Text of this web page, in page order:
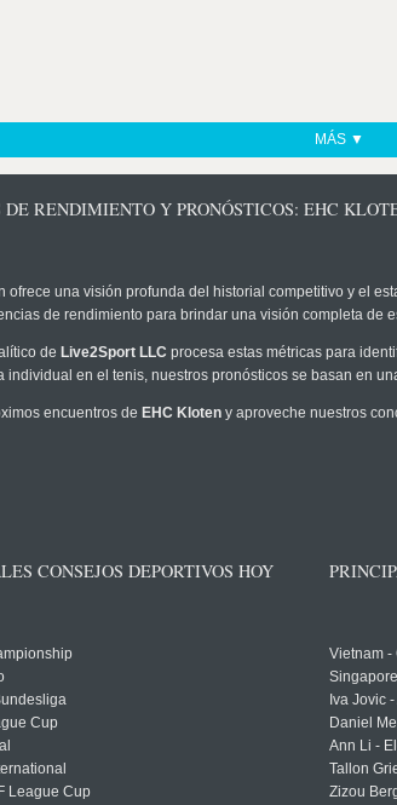
MÁS ▼
RENDIMIENTO Y PRONÓSTICOS: EHC
ofrece una visión profunda del historial competitivo y el
de rendimiento para brindar una visión completa de
de Live2Sport LLC procesa estas métricas para
individual en el tenis, nuestros pronósticos se basan en
encuentros de EHC Kloten y aproveche nuestros
CONSEJOS DEPORTIVOS HOY
Cup
League Cup
Vietnam -
Iva Jovic
Daniel
Ann Li -
Tallon
Zizou